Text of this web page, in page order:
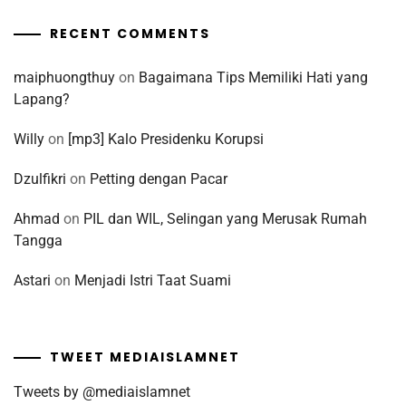
RECENT COMMENTS
maiphuongthuy on Bagaimana Tips Memiliki Hati yang
Lapang?
Willy on [mp3] Kalo Presidenku Korupsi
Dzulfikri on Petting dengan Pacar
Ahmad on PIL dan WIL, Selingan yang Merusak Rumah
Tangga
Astari on Menjadi Istri Taat Suami
TWEET MEDIAISLAMNET
Tweets by @mediaislamnet